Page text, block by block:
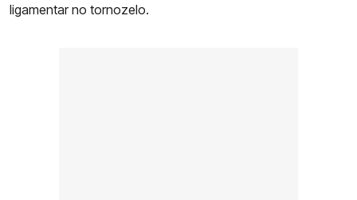
ligamentar no tornozelo.